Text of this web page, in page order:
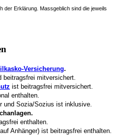
der Erklärung. Massgeblich sind die jeweils
Versicherung.
beitragsfrei mitversichert.
ist beitragsfrei mitversichert.
enthalten.
und Sozia/Sozius ist inklusive.
enthalten.
Anhänger) ist beitragsfrei enthalten.